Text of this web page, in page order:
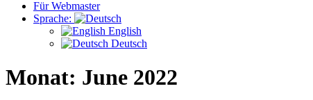
Für Webmaster
Sprache:
English
Deutsch
Monat: June 2022